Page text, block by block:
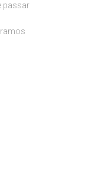
passar